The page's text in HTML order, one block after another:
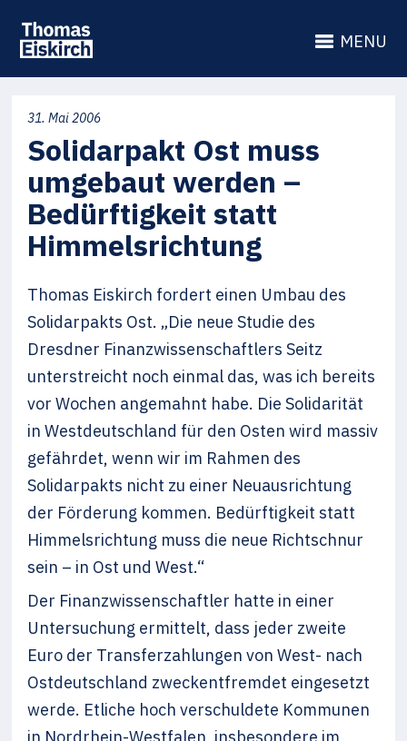
MENU
31. Mai 2006
Solidarpakt Ost muss
umgebaut werden –
Bedürftigkeit statt
Himmelsrichtung
Thomas Eiskirch fordert einen Umbau des
Solidarpakts Ost. „Die neue Studie des
Dresdner Finanzwissenschaftlers Seitz
unterstreicht noch einmal das, was ich bereits
vor Wochen angemahnt habe. Die Solidarität
in Westdeutschland für den Osten wird massiv
gefährdet, wenn wir im Rahmen des
Solidarpakts nicht zu einer Neuausrichtung
der Förderung kommen. Bedürftigkeit statt
Himmelsrichtung muss die neue Richtschnur
sein – in Ost und West.“
Der Finanzwissenschaftler hatte in einer
Untersuchung ermittelt, dass jeder zweite
Euro der Transferzahlungen von West- nach
Ostdeutschland zweckentfremdet eingesetzt
werde. Etliche hoch verschuldete Kommunen
in Nordrhein-Westfalen, insbesondere im